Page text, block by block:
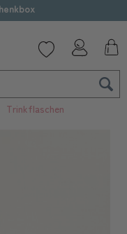
Trinkflaschen